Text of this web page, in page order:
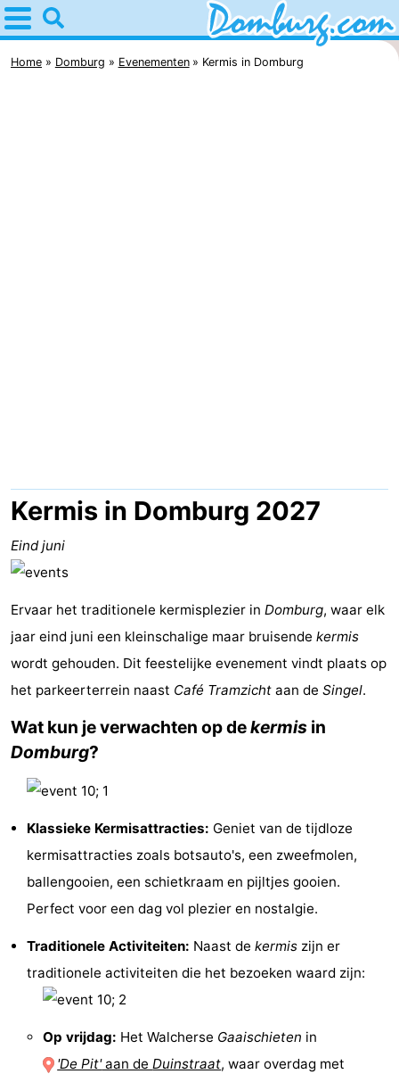
Home
Domburg
Wijngaerde
(&
breakfasts)
Campings
Hotels
Vakantiehuizen
Buitenhof
Domburg
-
Domburg
Westhove
Last
minutes
Strand
Zien
doen
Bezienswaardigheden
Musea
-
Monumenten
Vuurtorens
Home Domburg Evenementen Kermis in Domburg
Kermis in Domburg 2027
Eind juni
Ervaar het traditionele kermisplezier in Domburg, waar elk
jaar eind juni een kleinschalige maar bruisende kermis
wordt gehouden. Dit feestelijke evenement vindt plaats op
het parkeerterrein naast Café Tramzicht aan de Singel.
Wat kun je verwachten op dekermis in
Domburg?
Klassieke Kermisattracties: Geniet van de tijdloze
kermisattracties zoals botsauto's, een zweefmolen,
ballengooien, een schietkraam en pijltjes gooien.
Perfect voor een dag vol plezier en nostalgie.
Traditionele Activiteiten: Naast de kermis zijn er
traditionele activiteiten die het bezoeken waard zijn:
Op vrijdag: Het Walcherse Gaaischieten in
'De Pit'aan deDuinstraat, waar overdag met